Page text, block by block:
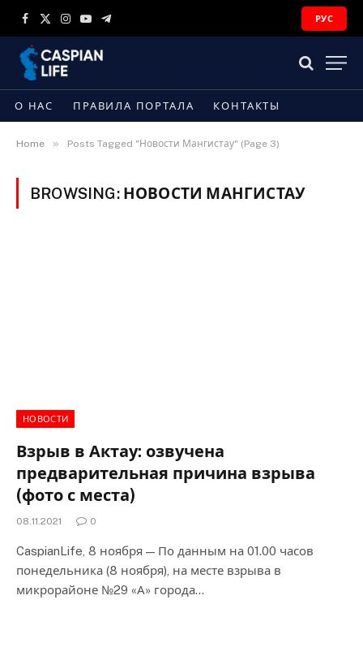
Facebook
X
Instagram
YouTubeTelegram
РУС
О НАС ПРАВИЛА ПОРТАЛА КОНТАКТЫ
Home » Posts Tagged "Новости Мангистау" (Page 3)
BROWSING: НОВОСТИ МАНГИСТАУ
НОВОСТИ
Взрыв в Актау: озвучена
предварительная причина взрыва
(фото с места)
08.11.2021 0
CaspianLife, 8 ноября — По данным на 01.00 часов
понедельника (8 ноября), на месте взрыва в
микрорайоне №29 «А» города…